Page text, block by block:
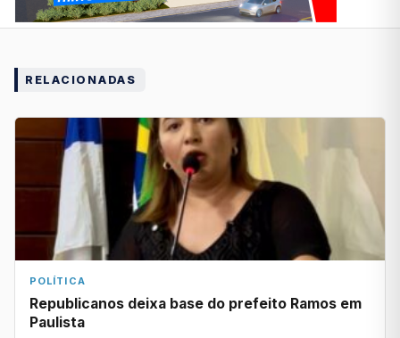
RELACIONADAS
POLÍTICA
Republicanos deixa base do prefeito Ramos em
Paulista